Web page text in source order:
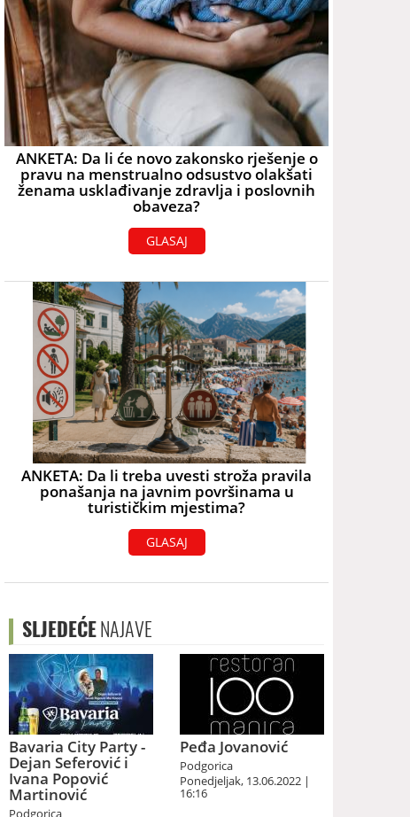
ANKETA: Da li će novo zakonsko rješenje o
pravu na menstrualno odsustvo olakšati
ženama usklađivanje zdravlja i poslovnih
obaveza?
GLASAJ
ANKETA: Da li treba uvesti stroža pravila
ponašanja na javnim površinama u
turističkim mjestima?
GLASAJ
SLJEDEĆENAJAVE
Bavaria City Party -
Dejan Seferović i
Ivana Popović
Martinović
Podgorica
Peđa Jovanović
Podgorica
Ponedjeljak, 13.06.2022 |
16:16